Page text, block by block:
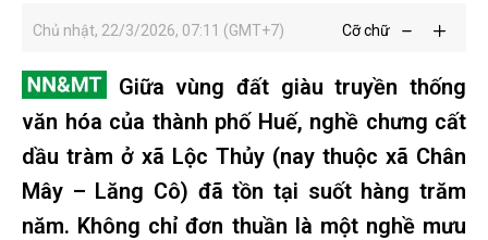
Chủ nhật, 22/3/2026, 07:11 (GMT+7) Cỡ chữ
Giữa vùng đất giàu truyền thống
văn hóa của thành phố Huế, nghề chưng cất
dầu tràm ở xã Lộc Thủy (nay thuộc xã Chân
Mây – Lăng Cô) đã tồn tại suốt hàng trăm
năm. Không chỉ đơn thuần là một nghề mưu